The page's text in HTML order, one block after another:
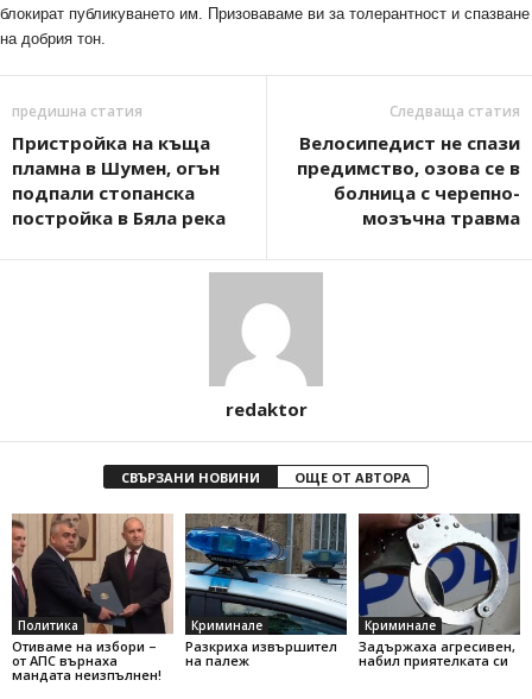
блокират публикуването им. Призоваваме ви за толерантност и спазване
на добрия тон.
предишна статия
Пристройка на къща
пламна в Шумен, огън
подпали стопанска
постройка в Бяла река
Следваща статия
Велосипедист не спази
предимство, озова се в
болница с черeпно-
мозъчна травма
redaktor
СВЪРЗАНИ НОВИНИ ОЩЕ ОТ АВТОРА
Политика
Отиваме на избори –
от АПС върнаха
мандата неизпълнен!
Криминале
Разкриха извършител
на палеж
Криминале
Задържаха агресивен,
набил приятелката си